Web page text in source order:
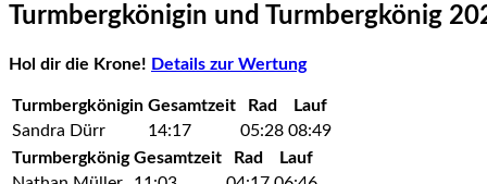
Turmbergkönigin und Turmbergkönig
Hol dir die Krone! Details zur Wertung
Turmbergkönigin Gesamtzeit Rad
Lauf
Sandra Dürr
14:17 05:28 08:49
Turmbergkönig Gesamtzeit Rad
Lauf